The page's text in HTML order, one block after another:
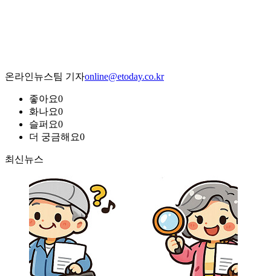
온라인뉴스팀 기자online@etoday.co.kr
좋아요0
화나요0
슬퍼요0
더 궁금해요0
최신뉴스